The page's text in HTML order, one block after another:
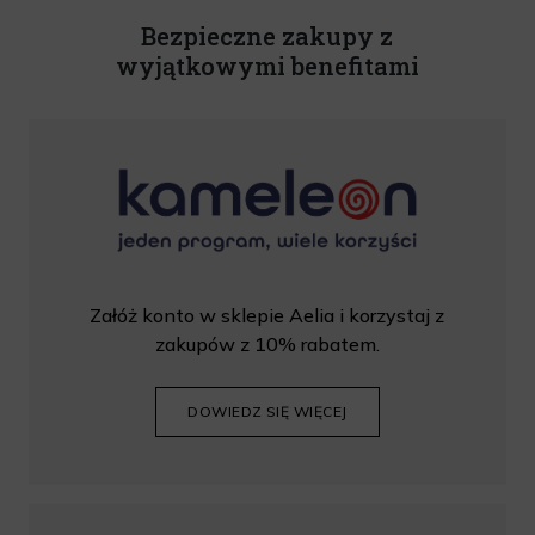
Bezpieczne zakupy z
wyjątkowymi benefitami
Załóż konto w sklepie Aelia i korzystaj z
zakupów z 10% rabatem.
DOWIEDZ SIĘ WIĘCEJ